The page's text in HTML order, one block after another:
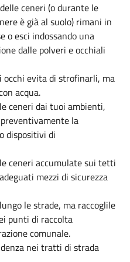
ceneri (o durante le
è già al suolo) rimani in
o esci indossando una
dalle polveri e occhiali
occhi evita di strofinarli, ma
acqua.
ceneri dai tuoi ambienti,
la
dispositivi di
ceneri accumulate sui tetti
mezzi di sicurezza
le strade, ma raccoglile
punti di raccolta
comunale.
nei tratti di strada